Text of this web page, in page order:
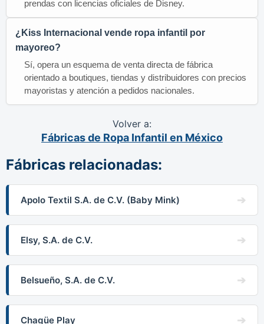
prendas con licencias oficiales de Disney.
¿Kiss Internacional vende ropa infantil por
mayoreo?
Sí, opera un esquema de venta directa de fábrica
orientado a boutiques, tiendas y distribuidores con precios
mayoristas y atención a pedidos nacionales.
Volver a:
Fábricas de Ropa Infantil en México
Fábricas relacionadas:
Apolo Textil S.A. de C.V. (Baby Mink)
Elsy, S.A. de C.V.
Belsueño, S.A. de C.V.
Chagüe Play